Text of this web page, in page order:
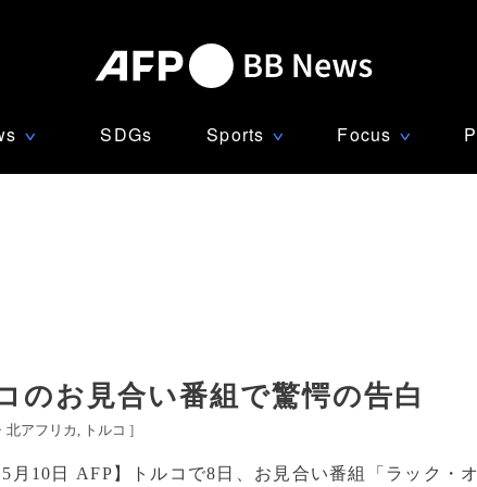
∨ SDGs Sports ∨ Focus ∨
のお見合い番組で驚愕の告白
北アフリカ トルコ ]
5月10日 AFP】トルコで8日、お見合い番組「ラック・オ